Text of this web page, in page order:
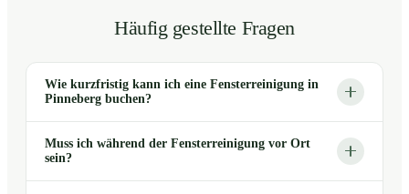
Häufig gestellte Fragen
Wie kurzfristig kann ich eine Fensterreinigung in
Pinneberg buchen?
Muss ich während der Fensterreinigung vor Ort
sein?